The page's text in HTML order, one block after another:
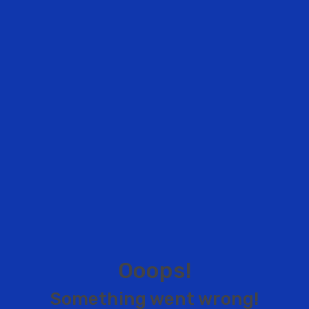
Ooops!
Something went wrong!